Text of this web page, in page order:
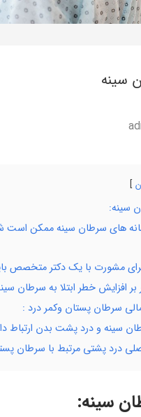
سینه
سینه:
های سرطان سینه ممکن است
مشورت با یک دکتر متخصص
بر افزایش خطر ابتلا به سرطان
سرطان پستان وکمر درد :
سینه و درد پشت بدن ارتباط
درد پشتی مرتبط با سرطان
سینه: